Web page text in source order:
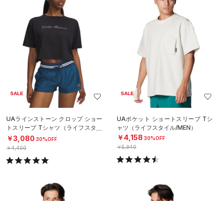
SALE
UAラインストーン クロップ ショー
トスリーブ Tシャツ（ライフスタイ
ル/WOMEN）
￥3,080 30%OFF
￥4,400
SALE
UAポケット ショートスリーブ Tシ
ャツ（ライフスタイル/MEN）
￥4,158 30%OFF
￥5,940